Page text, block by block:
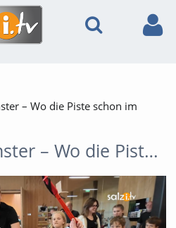
– Wo die Piste schon im
Skibasar Altmünster – Wo die Piste schon im Trockenen beginnt!